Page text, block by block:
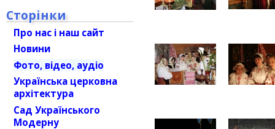
Сторінки
Про нас і наш сайт
Новини
Фото, відео, аудіо
Українська церковна
архітектура
Сад Українського
Модерну